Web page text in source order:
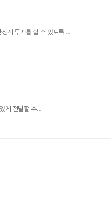
적 투자를 할 수 있도록 ...
게 전달할 수...